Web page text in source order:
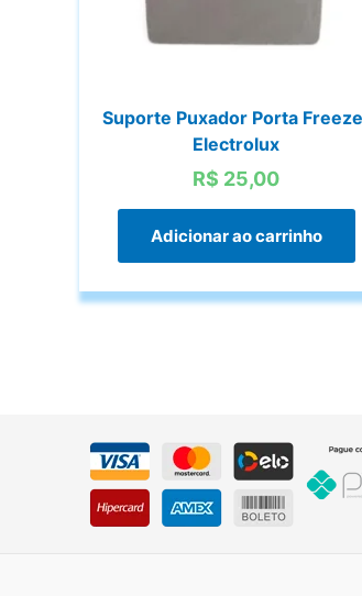
Suporte Puxador Porta
Electrolux
R$ 25,00
Adicionar ao carrinho